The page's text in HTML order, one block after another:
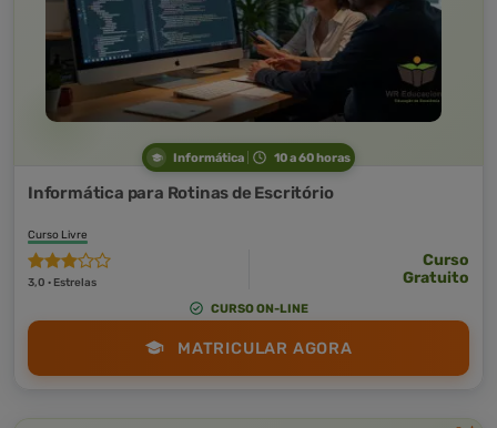
Informática 10 a 60 horas
Informática para Rotinas de Escritório
Curso Livre
3,0 · Estrelas
Curso
Gratuito
CURSO ON-LINE
MATRICULAR AGORA